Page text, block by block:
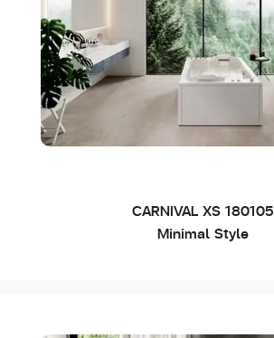
CARNIVAL XS 180105
Minimal Style